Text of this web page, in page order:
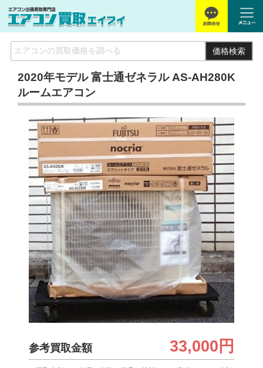
価格検索
2020年モデル 富士通ゼネラル AS-AH280K
ルームエアコン
参考買取金額 33,000円